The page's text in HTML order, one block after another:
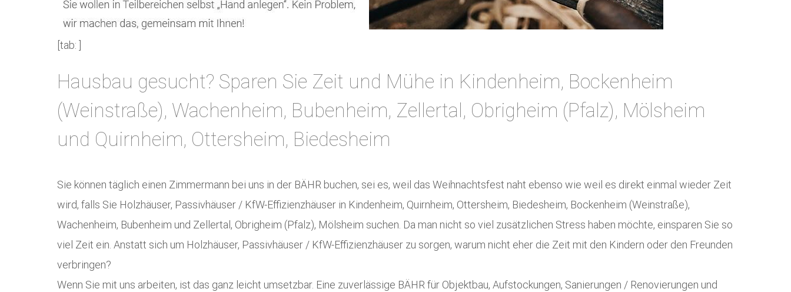
[tab: ]
Hausbau gesucht? Sparen Sie Zeit und Mühe in Kindenheim, Bockenheim
(Weinstraße), Wachenheim, Bubenheim, Zellertal, Obrigheim (Pfalz), Mölsheim
und Quirnheim, Ottersheim, Biedesheim
Sie können täglich einen Zimmermann bei uns in der BÄHR buchen, sei es, weil das Weihnachtsfest naht ebenso wie weil es direkt einmal wieder Zeit
wird, falls Sie Holzhäuser, Passivhäuser / KfW-Effizienzhäuser in Kindenheim, Quirnheim, Ottersheim, Biedesheim, Bockenheim (Weinstraße),
Wachenheim, Bubenheim und Zellertal, Obrigheim (Pfalz), Mölsheim suchen. Da man nicht so viel zusätzlichen Stress haben möchte, einsparen Sie so
viel Zeit ein. Anstatt sich um Holzhäuser, Passivhäuser / KfW-Effizienzhäuser zu sorgen, warum nicht eher die Zeit mit den Kindern oder den Freunden
verbringen?
Wenn Sie mit uns arbeiten, ist das ganz leicht umsetzbar. Eine zuverlässige BÄHR für Objektbau, Aufstockungen, Sanierungen / Renovierungen und